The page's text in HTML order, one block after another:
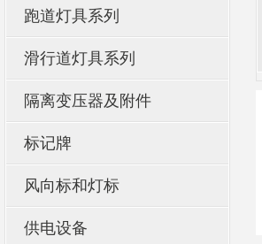
跑道灯具系列
滑行道灯具系列
隔离变压器及附件
标记牌
风向标和灯标
供电设备